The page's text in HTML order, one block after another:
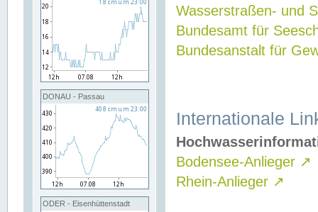
DONAU - Passau
ODER - Eisenhüttenstadt
Wasserstraßen- und
Bundesamt für
Bundesanstalt für
Internationale
Bodensee-Anlieger ↗
Rhein-Anlieger ↗